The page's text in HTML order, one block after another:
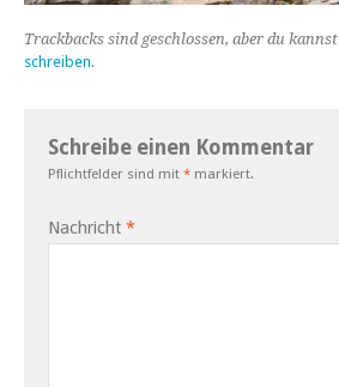
Trackbacks sind geschlossen, aber du kannst
schreiben.
Schreibe einen Kommentar
Pflichtfelder sind mit * markiert.
Nachricht *